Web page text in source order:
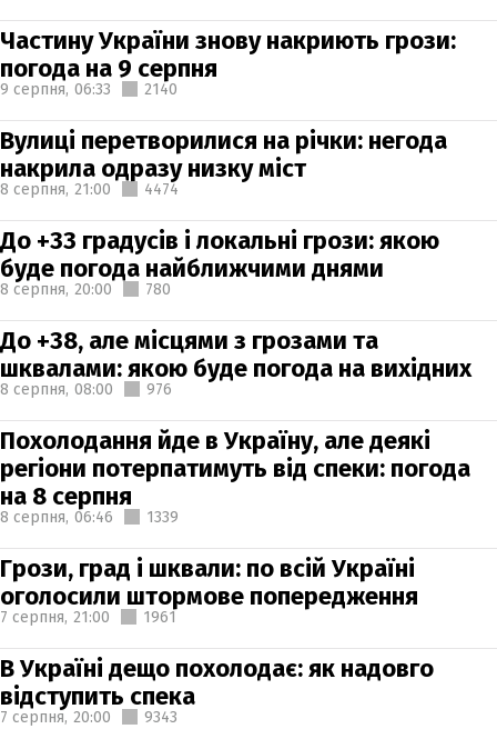
Частину України знову накриють грози:
погода на 9 серпня
9 серпня, 06:33 2140
Вулиці перетворилися на річки: негода
накрила одразу низку міст
8 серпня, 21:00 4474
До +33 градусів і локальні грози: якою
буде погода найближчими днями
8 серпня, 20:00 780
До +38, але місцями з грозами та
шквалами: якою буде погода на вихідних
8 серпня, 08:00 976
Похолодання йде в Україну, але деякі
регіони потерпатимуть від спеки: погода
на 8 серпня
8 серпня, 06:46 1339
Грози, град і шквали: по всій Україні
оголосили штормове попередження
7 серпня, 21:00 1961
В Україні дещо похолодає: як надовго
відступить спека
7 серпня, 20:00 9343